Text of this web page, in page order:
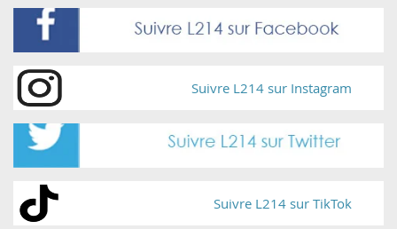
Suivre L214 sur Instagram
Suivre L214 sur TikTok